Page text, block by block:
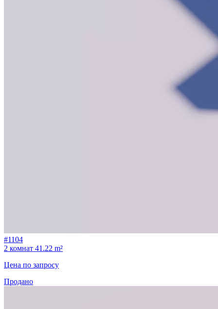
#1104
2 комнат 41.22 m²
Цена по запросу
Продано